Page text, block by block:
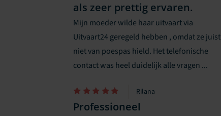
als zeer prettig ervaren.
Mijn moeder wilde haar uitvaart via
Uitvaart24 geregeld hebben , omdat ze juist
niet van poespas hield. Het telefonische
contact was heel duidelijk alle vragen ...
Rilana
Professioneel